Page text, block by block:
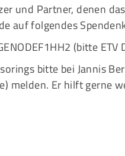
und Partner, denen
auf folgendes
(bitte
bitte bei Jannis
) melden. Er hilft gerne